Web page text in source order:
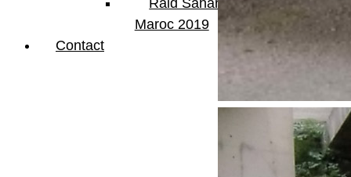
Raid Sahara Tour
Maroc 2019
Contact